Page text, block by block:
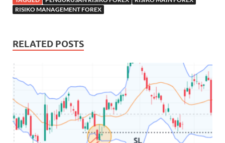
RISIKO MANAGEMENT FOREX
RELATED POSTS